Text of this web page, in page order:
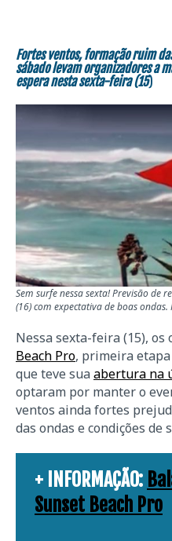
Fortes ventos, formação ruim
sábado levam organizadores a
espera nesta sexta-feira (15)
Sem surfe nessa sexta! Previsão de
(16) com expectativa de boas ondas.
Nessa sexta-feira (15), os
Beach Pro, primeira etapa
que teve suaabertura na
optaram por manter o
ventos ainda fortes
das ondas e condições de
+ INFORMAÇÃO:
Sunset Beach Pro